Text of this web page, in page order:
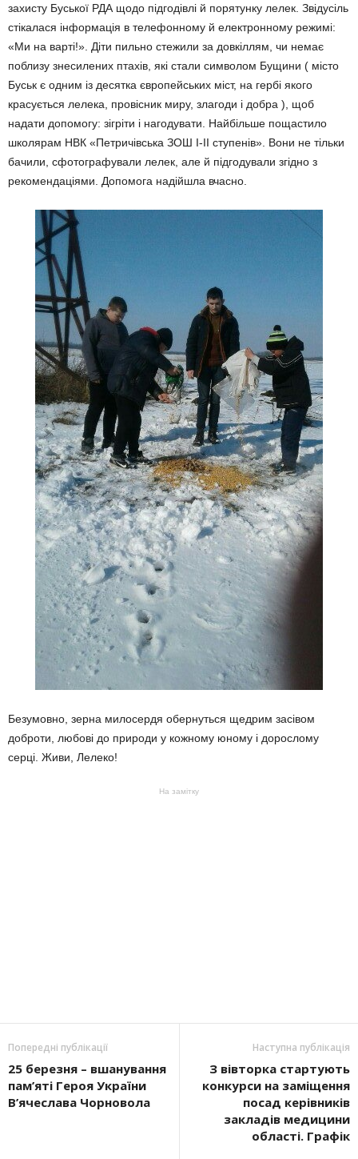
захисту Буської РДА щодо підгодівлі й порятунку лелек. Звідусіль
стікалася інформація в телефонному й електронному режимі:
«Ми на варті!». Діти пильно стежили за довкіллям, чи немає
поблизу знесилених птахів, які стали символом Бущини ( місто
Буськ є одним із десятка європейських міст, на гербі якого
красується лелека, провісник миру, злагоди і добра ), щоб
надати допомогу: зігріти і нагодувати. Найбільше пощастило
школярам НВК «Петричівська ЗОШ І-ІІ ступенів». Вони не тільки
бачили, сфотографували лелек, але й підгодували згідно з
рекомендаціями. Допомога надійшла вчасно.
Безумовно, зерна милосердя обернуться щедрим засівом
доброти, любові до природи у кожному юному і дорослому
серці. Живи, Лелеко!
На замітку
Попередні публікації
25 березня – вшанування
пам’яті Героя України
В’ячеслава Чорновола
Наступна публікація
З вівторка стартують
конкурси на заміщення
посад керівників
закладів медицини
області. Графік